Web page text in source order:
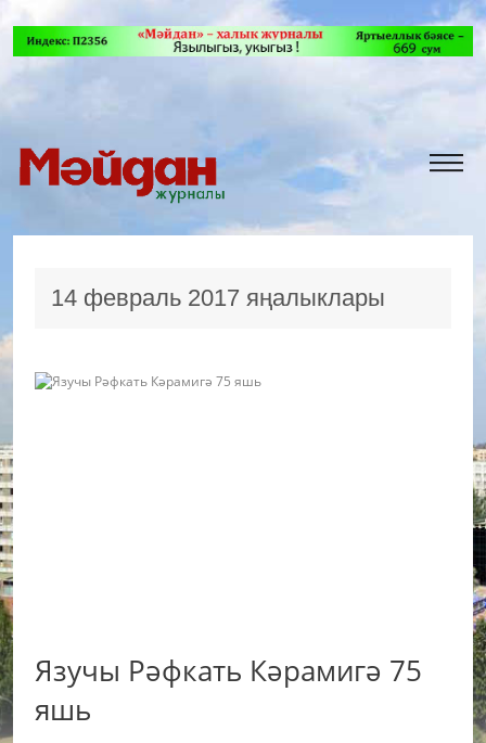
14 февраль 2017 яңалыклары
Язучы Рәфкать Кәрамигә 75
яшь